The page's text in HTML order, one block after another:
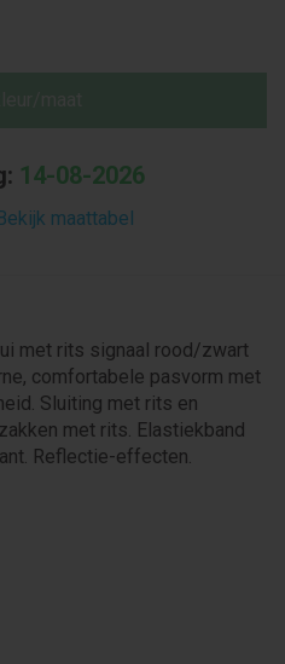
14-08-2026
maattabel
met rits signaal rood/zwart
comfortabele pasvorm met
Sluiting met rits en
met rits. Elastiekband
Reflectie-effecten.